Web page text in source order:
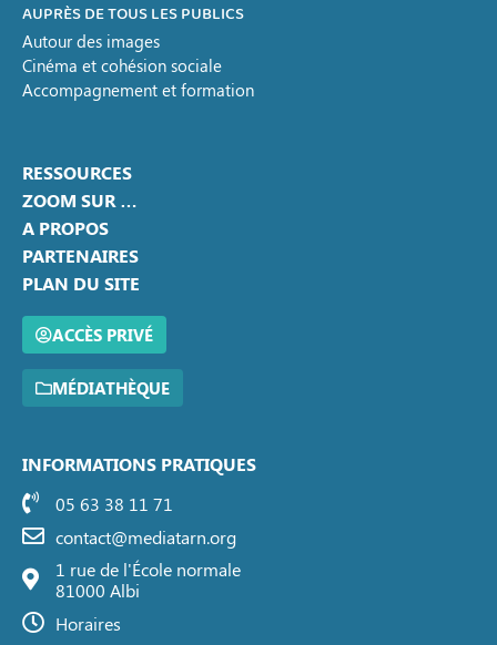
AUPRÈS DE TOUS LES PUBLICS
Autour des images
Cinéma et cohésion sociale
Accompagnement et formation
RESSOURCES
ZOOM SUR …
A PROPOS
PARTENAIRES
PLAN DU SITE
ACCÈS PRIVÉ
MÉDIATHÈQUE
INFORMATIONS PRATIQUES
05 63 38 11 71
contact@mediatarn.org
1 rue de l'École normale
81000 Albi
Horaires